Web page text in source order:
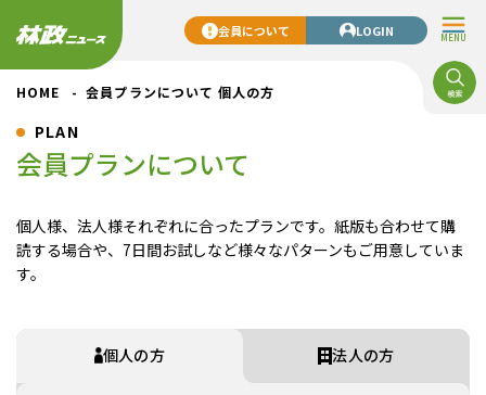
MENU
会員について LOGIN
HOME 会員プランについて 個人の方
PLAN
会員プランについて
個人様、法人様それぞれに合ったプランです。紙版も合わせて購
読する場合や、7日間お試しなど様々なパターンもご用意していま
す。
個人の方 法人の方